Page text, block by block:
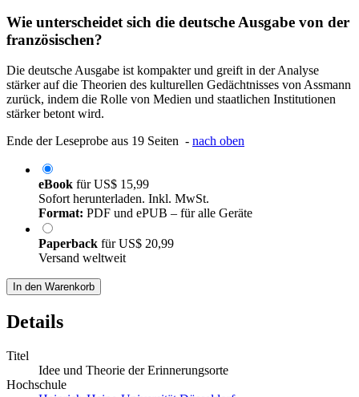
Wie unterscheidet sich die deutsche Ausgabe von der
französischen?
Die deutsche Ausgabe ist kompakter und greift in der Analyse
stärker auf die Theorien des kulturellen Gedächtnisses von Assmann
zurück, indem die Rolle von Medien und staatlichen Institutionen
stärker betont wird.
Ende der Leseprobe aus 19 Seiten - nach oben
eBook fürUS$ 15,99
Sofort herunterladen. Inkl. MwSt.
Format: PDF und ePUB – für alle Geräte
Paperback fürUS$ 20,99
Versand weltweit
In den Warenkorb
Details
Titel
Idee und Theorie der Erinnerungsorte
Hochschule